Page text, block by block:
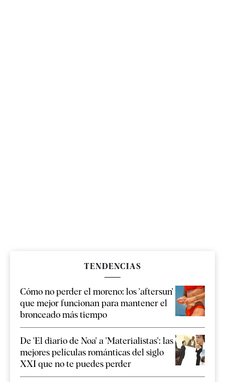
TENDENCIAS
Cómo no perder el moreno: los 'aftersun'
que mejor funcionan para mantener el
bronceado más tiempo
De 'El diario de Noa' a 'Materialistas': las
mejores películas románticas del siglo
XXI que no te puedes perder